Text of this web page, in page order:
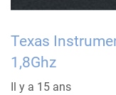
Texas
1,8Ghz
Il y a 15 ans